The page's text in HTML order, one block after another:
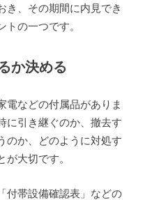
き、その期間に内見でき
の一つです。
か決める
電などの付属品がありま
に引き継ぐのか、撤去す
のか、どのように対処す
大切です。
付帯設備確認表」などの